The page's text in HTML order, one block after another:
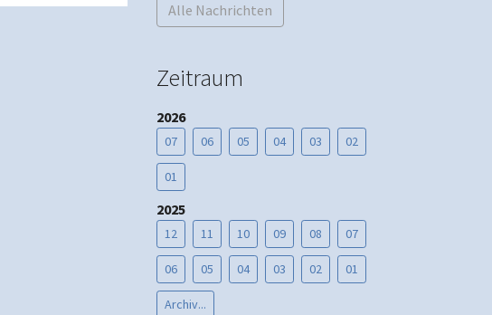
Alle Nachrichten
Zeitraum
2026
07 06 05 04 03 02
01
2025
12 11 10 09 08 07
06 05 04 03 02 01
Archiv...